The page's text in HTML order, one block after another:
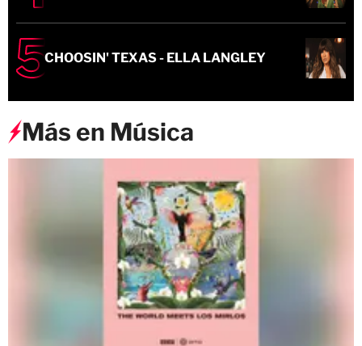
CHOOSIN' TEXAS - ELLA LANGLEY
Más en Música